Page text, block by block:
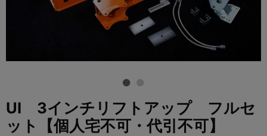
UI 3インチリフトアップ フルセ
ット【個人宅不可・代引不可】